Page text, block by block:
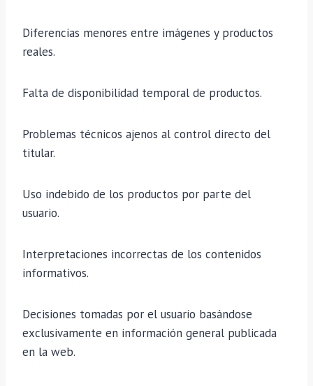
Diferencias menores entre imágenes y productos
reales.
Falta de disponibilidad temporal de productos.
Problemas técnicos ajenos al control directo del
titular.
Uso indebido de los productos por parte del
usuario.
Interpretaciones incorrectas de los contenidos
informativos.
Decisiones tomadas por el usuario basándose
exclusivamente en información general publicada
en la web.